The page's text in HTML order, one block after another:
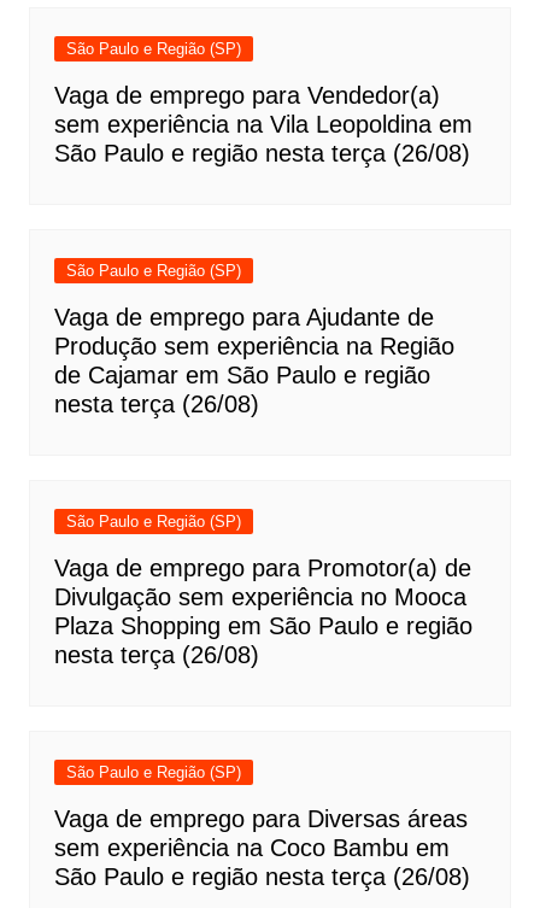
São Paulo e Região (SP)
Vaga de emprego para Vendedor(a)
sem experiência na Vila Leopoldina em
São Paulo e região nesta terça (26/08)
São Paulo e Região (SP)
Vaga de emprego para Ajudante de
Produção sem experiência na Região
de Cajamar em São Paulo e região
nesta terça (26/08)
São Paulo e Região (SP)
Vaga de emprego para Promotor(a) de
Divulgação sem experiência no Mooca
Plaza Shopping em São Paulo e região
nesta terça (26/08)
São Paulo e Região (SP)
Vaga de emprego para Diversas áreas
sem experiência na Coco Bambu em
São Paulo e região nesta terça (26/08)